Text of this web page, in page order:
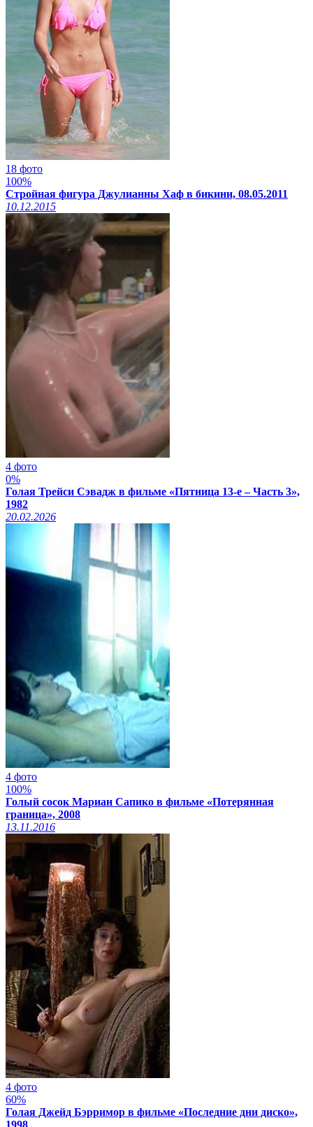
18 фото
100%
Стройная фигура Джулианны Хаф в бикини, 08.05.2011
10.12.2015
4 фото
0%
Голая Трейси Сэвадж в фильме «Пятница 13-е – Часть 3»,
1982
20.02.2026
4 фото
100%
Голый сосок Мариан Сапико в фильме «Потерянная
граница», 2008
13.11.2016
4 фото
60%
Голая Джейд Бэрримор в фильме «Последние дни диско»,
1998